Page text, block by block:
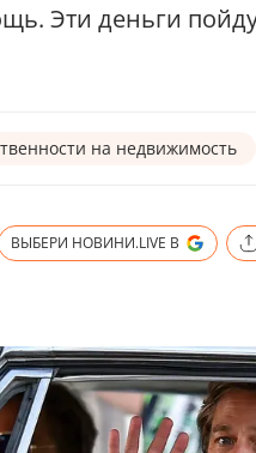
Эти деньги
на недвижимость
ВЫБЕРИ НОВИНИ.LIVE В